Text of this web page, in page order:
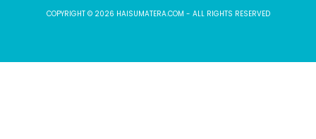
COPYRIGHT © 2026 HAISUMATERA.COM - ALL RIGHTS RESERVED